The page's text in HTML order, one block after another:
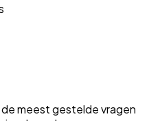
meest gestelde vragen